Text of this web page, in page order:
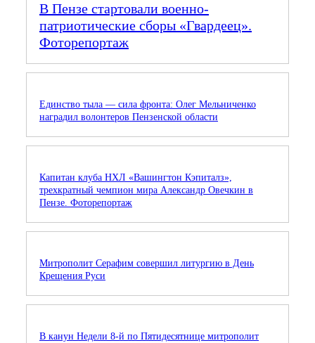
В Пензе стартовали военно-
патриотические сборы «Гвардеец».
Фоторепортаж
Единство тыла — сила фронта: Олег Мельниченко
наградил волонтеров Пензенской области
Капитан клуба НХЛ «Вашингтон Кэпиталз»,
трехкратный чемпион мира Александр Овечкин в
Пензе. Фоторепортаж
Митрополит Серафим совершил литургию в День
Крещения Руси
В канун Недели 8-й по Пятидесятнице митрополит